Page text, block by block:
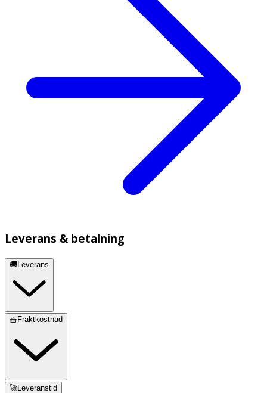
Leverans & betalning
🚚Leverans
🧺Fraktkostnad
🚀Leveranstid